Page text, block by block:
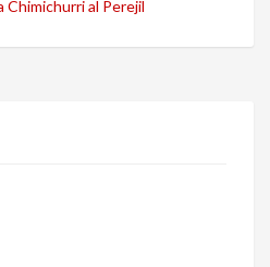
Chimichurri al Perejil